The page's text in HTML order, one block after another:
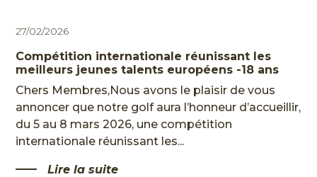
27/02/2026
Compétition internationale réunissant les
meilleurs jeunes talents européens -18 ans
Chers Membres,Nous avons le plaisir de vous
annoncer que notre golf aura l’honneur d’accueillir,
du 5 au 8 mars 2026, une compétition
internationale réunissant les...
Lire la suite